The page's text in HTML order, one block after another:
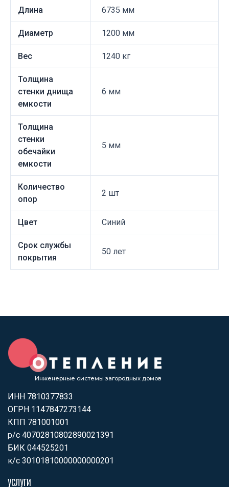
Длина 6735 мм
Диаметр 1200 мм
Вес 1240 кг
Толщина
стенки днища
емкости
6 мм
Толщина
стенки
обечайки
емкости
5 мм
Количество
опор
2 шт
Цвет Синий
Срок службы
покрытия
50 лет
Инженерные системы загородных домов
ИНН 7810377833
ОГРН 1147847273144
КПП 781001001
р/с 40702810802890021391
БИК 044525201
к/с 30101810000000000201
УСЛУГИ